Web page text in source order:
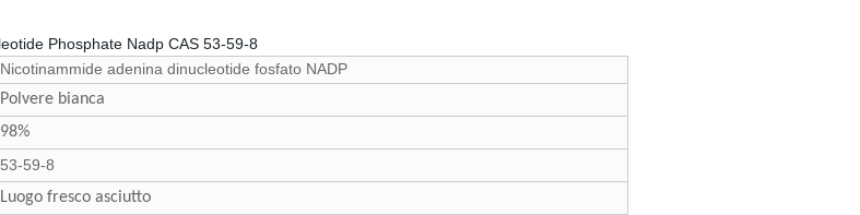
Nicotinammide adenina dinucleotide fosfato NADP
Polvere bianca
98%
53-59-8
Luogo fresco asciutto